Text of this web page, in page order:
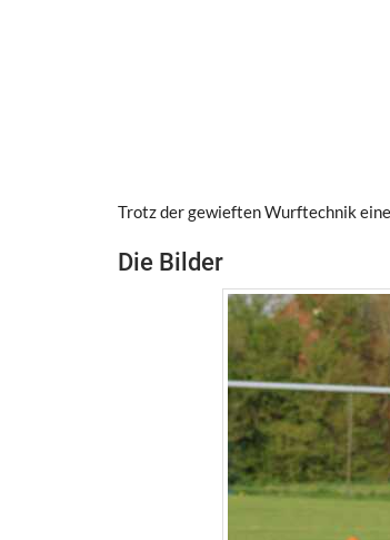
Trotz der gewieften Wurftechnik
Die Bilder